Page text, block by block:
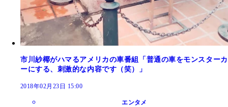
市川紗椰がハマるアメリカの車番組「普通の車をモンスターカ
ーにする、刺激的な内容です（笑）」
2018年02月23日 15:00
エンタメ